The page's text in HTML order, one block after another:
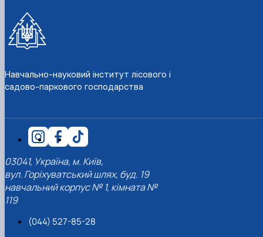
Навчально-науковий інститут лісового і
садово-паркового господарства
03041, Україна, м. Київ,
вул. Горіхуватський шлях, буд. 19
навчальний корпус № 1, кімната №
119
(044) 527-85-28